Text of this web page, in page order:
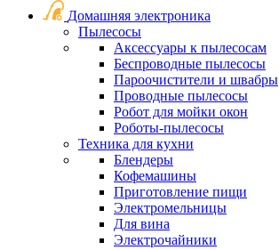
Домашняя электроника
Пылесосы
Аксессуары к пылесосам
Беспроводные пылесосы
Пароочистители и швабры
Проводные пылесосы
Робот для мойки окон
Роботы-пылесосы
Техника для кухни
Блендеры
Кофемашины
Приготовление пищи
Электромельницы
Для вина
Электрочайники